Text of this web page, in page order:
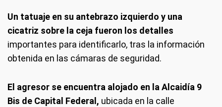
Un tatuaje en su antebrazo izquierdo y una
cicatriz sobre la ceja fueron los detalles
importantes para identificarlo, tras la información
obtenida en las cámaras de seguridad.
El agresor se encuentra alojado en la Alcaidía 9
Bis de Capital Federal, ubicada en la calle